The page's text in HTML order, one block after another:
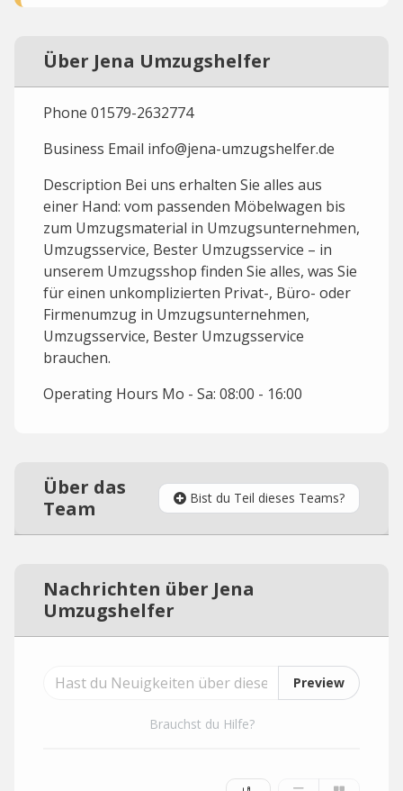
Über Jena Umzugshelfer
Phone 01579-2632774
Business Email info@jena-umzugshelfer.de
Description Bei uns erhalten Sie alles aus
einer Hand: vom passenden Möbelwagen bis
zum Umzugsmaterial in Umzugsunternehmen,
Umzugsservice, Bester Umzugsservice – in
unserem Umzugsshop finden Sie alles, was Sie
für einen unkomplizierten Privat-, Büro- oder
Firmenumzug in Umzugsunternehmen,
Umzugsservice, Bester Umzugsservice
brauchen.
Operating Hours Mo - Sa: 08:00 - 16:00
Über das
Team
Bist du Teil dieses Teams?
Nachrichten über Jena
Umzugshelfer
Preview
Brauchst du Hilfe?